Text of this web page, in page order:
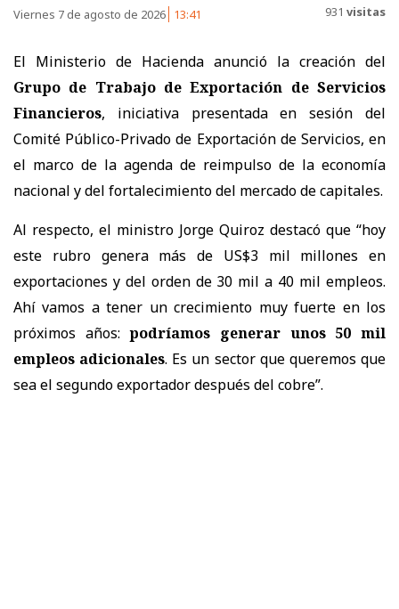
Viernes 7 de agosto de 2026 13:41 931 visitas
El Ministerio de Hacienda anunció la creación del
Grupo de Trabajo de Exportación de Servicios
Financieros, iniciativa presentada en sesión del
Comité Público-Privado de Exportación de Servicios, en
el marco de la agenda de reimpulso de la economía
nacional y del fortalecimiento del mercado de capitales.
Al respecto, el ministro Jorge Quiroz destacó que “hoy
este rubro genera más de US$3 mil millones en
exportaciones y del orden de 30 mil a 40 mil empleos.
Ahí vamos a tener un crecimiento muy fuerte en los
próximos años:podríamos generar unos 50 mil
empleos adicionales. Es un sector que queremos que
sea el segundo exportador después del cobre”.